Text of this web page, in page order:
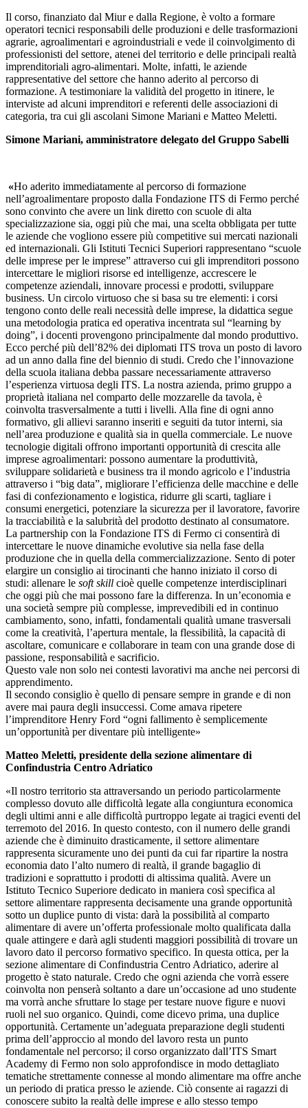
Il corso, finanziato dal Miur e dalla Regione, è volto a formare
operatori tecnici responsabili delle produzioni e delle trasformazioni
agrarie, agroalimentari e agroindustriali e vede il coinvolgimento di
professionisti del settore, atenei del territorio e delle principali realtà
imprenditoriali agro-alimentari. Molte, infatti, le aziende
rappresentative del settore che hanno aderito al percorso di
formazione. A testimoniare la validità del progetto in itinere, le
interviste ad alcuni imprenditori e referenti delle associazioni di
categoria, tra cui gli ascolani Simone Mariani e Matteo Meletti.
Simone Mariani, amministratore delegato del Gruppo Sabelli
«Ho aderito immediatamente al percorso di formazione
nell’agroalimentare proposto dalla Fondazione ITS di Fermo perché
sono convinto che avere un link diretto con scuole di alta
specializzazione sia, oggi più che mai, una scelta obbligata per tutte
le aziende che vogliono essere più competitive sui mercati nazionali
ed internazionali. Gli Istituti Tecnici Superiori rappresentano “scuole
delle imprese per le imprese” attraverso cui gli imprenditori possono
intercettare le migliori risorse ed intelligenze, accrescere le
competenze aziendali, innovare processi e prodotti, sviluppare
business. Un circolo virtuoso che si basa su tre elementi: i corsi
tengono conto delle reali necessità delle imprese, la didattica segue
una metodologia pratica ed operativa incentrata sul “learning by
doing”, i docenti provengono principalmente dal mondo produttivo.
Ecco perché più dell’82% dei diplomati ITS trova un posto di lavoro
ad un anno dalla fine del biennio di studi. Credo che l’innovazione
della scuola italiana debba passare necessariamente attraverso
l’esperienza virtuosa degli ITS. La nostra azienda, primo gruppo a
proprietà italiana nel comparto delle mozzarelle da tavola, è
coinvolta trasversalmente a tutti i livelli. Alla fine di ogni anno
formativo, gli allievi saranno inseriti e seguiti da tutor interni, sia
nell’area produzione e qualità sia in quella commerciale. Le nuove
tecnologie digitali offrono importanti opportunità di crescita alle
imprese agroalimentari: possono aumentare la produttività,
sviluppare solidarietà e business tra il mondo agricolo e l’industria
attraverso i “big data”, migliorare l’efficienza delle macchine e delle
fasi di confezionamento e logistica, ridurre gli scarti, tagliare i
consumi energetici, potenziare la sicurezza per il lavoratore, favorire
la tracciabilità e la salubrità del prodotto destinato al consumatore.
La partnership con la Fondazione ITS di Fermo ci consentirà di
intercettare le nuove dinamiche evolutive sia nella fase della
produzione che in quella della commercializzazione. Sento di poter
elargire un consiglio ai tirocinanti che hanno iniziato il corso di
studi: allenare le soft skill cioè quelle competenze interdisciplinari
che oggi più che mai possono fare la differenza. In un’economia e
una società sempre più complesse, imprevedibili ed in continuo
cambiamento, sono, infatti, fondamentali qualità umane trasversali
come la creatività, l’apertura mentale, la flessibilità, la capacità di
ascoltare, comunicare e collaborare in team con una grande dose di
passione, responsabilità e sacrificio.
Questo vale non solo nei contesti lavorativi ma anche nei percorsi di
apprendimento.
Il secondo consiglio è quello di pensare sempre in grande e di non
avere mai paura degli insuccessi. Come amava ripetere
l’imprenditore Henry Ford “ogni fallimento è semplicemente
un’opportunità per diventare più intelligente»
Matteo Meletti, presidente della sezione alimentare di
Confindustria Centro Adriatico
«Il nostro territorio sta attraversando un periodo particolarmente
complesso dovuto alle difficoltà legate alla congiuntura economica
degli ultimi anni e alle difficoltà purtroppo legate ai tragici eventi del
terremoto del 2016. In questo contesto, con il numero delle grandi
aziende che è diminuito drasticamente, il settore alimentare
rappresenta sicuramente uno dei punti da cui far ripartire la nostra
economia dato l’alto numero di realtà, il grande bagaglio di
tradizioni e soprattutto i prodotti di altissima qualità. Avere un
Istituto Tecnico Superiore dedicato in maniera così specifica al
settore alimentare rappresenta decisamente una grande opportunità
sotto un duplice punto di vista: darà la possibilità al comparto
alimentare di avere un’offerta professionale molto qualificata dalla
quale attingere e darà agli studenti maggiori possibilità di trovare un
lavoro dato il percorso formativo specifico. In questa ottica, per la
sezione alimentare di Confindustria Centro Adriatico, aderire al
progetto è stato naturale. Credo che ogni azienda che vorrà essere
coinvolta non penserà soltanto a dare un’occasione ad uno studente
ma vorrà anche sfruttare lo stage per testare nuove figure e nuovi
ruoli nel suo organico. Quindi, come dicevo prima, una duplice
opportunità. Certamente un’adeguata preparazione degli studenti
prima dell’approccio al mondo del lavoro resta un punto
fondamentale nel percorso; il corso organizzato dall’ITS Smart
Academy di Fermo non solo approfondisce in modo dettagliato
tematiche strettamente connesse al mondo alimentare ma offre anche
un periodo di pratica presso le aziende. Ciò consente ai ragazzi di
conoscere subito la realtà delle imprese e allo stesso tempo